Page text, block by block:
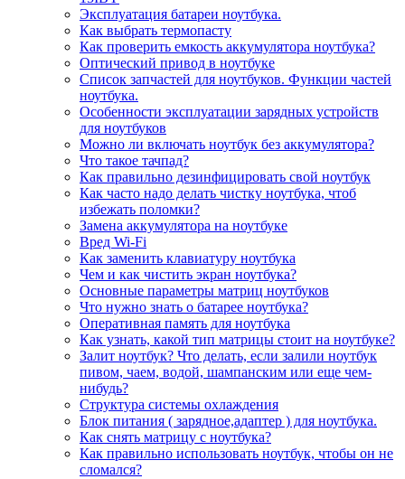
Эксплуатация батареи ноутбука.
Как выбрать термопасту
Как проверить емкость аккумулятора ноутбука?
Оптический привод в ноутбуке
Список запчастей для ноутбуков. Функции частей
ноутбука.
Особенности эксплуатации зарядных устройств
для ноутбуков
Можно ли включать ноутбук без аккумулятора?
Что такое тачпад?
Как правильно дезинфицировать свой ноутбук
Как часто надо делать чистку ноутбука, чтоб
избежать поломки?
Замена аккумулятора на ноутбуке
Вред Wi-Fi
Как заменить клавиатуру ноутбука
Чем и как чистить экран ноутбука?
Основные параметры матриц ноутбуков
Что нужно знать о батарее ноутбука?
Оперативная память для ноутбука
Как узнать, какой тип матрицы стоит на ноутбуке?
Залит ноутбук? Что делать, если залили ноутбук
пивом, чаем, водой, шампанским или еще чем-
нибудь?
Структура системы охлаждения
Блок питания ( зарядное,адаптер ) для ноутбука.
Как снять матрицу с ноутбука?
Как правильно использовать ноутбук, чтобы он не
сломался?